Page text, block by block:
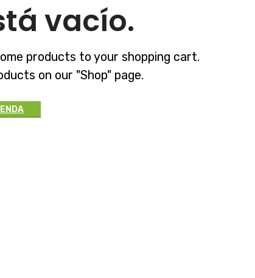
vacío.
products to your shopping cart.
on our "Shop" page.